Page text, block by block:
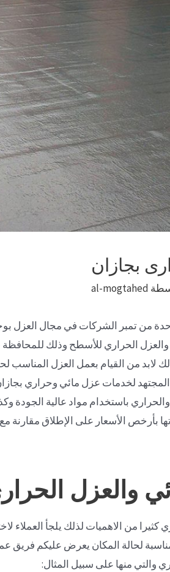
بجازان
al-mogtahed
من تمبر الشركات في مجال العزل
والعزل الحراري للأسطح وذلك
لابد من القيام بعمل العزل المناسب
لخدمات عزل مائي وحراري
باستخدام مواد عالية الجودة
بأرخص الأسعار على الإطلاق
والعزل
من الاهميات لذلك يلجأ العملاء
لحالة المكان يعرض عليكم
والتي منها على سبيل المثال: